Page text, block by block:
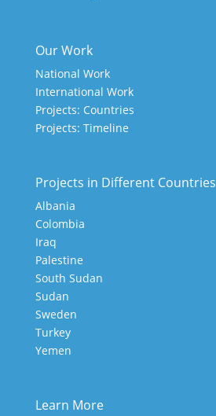
Our Work
National Work
International Work
Projects: Countries
Projects: Timeline
Projects in Different Countries
Albania
Colombia
Iraq
Palestine
South Sudan
Sudan
Sweden
Turkey
Yemen
Learn More